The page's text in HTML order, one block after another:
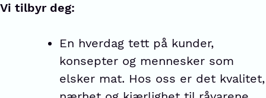
Vi tilbyr deg:
En hverdag tett på kunder,
konsepter og mennesker som
elsker mat. Hos oss er det kvalitet,